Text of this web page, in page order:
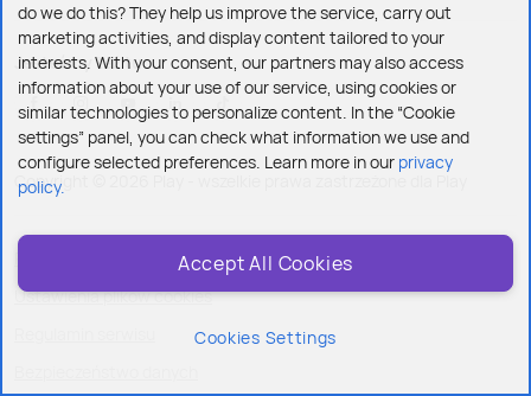
Jesteśmy też tu:
Copyright © 2026 Play - wszelkie prawa zastrzeżone dla Play
Polityka prywatności i cookies
Ustawienia plików cookies
do we do this? They help us improve the service, carry out
marketing activities, and display content tailored to your
interests. With your consent, our partners may also access
information about your use of our service, using cookies or
similar technologies to personalize content. In the “Cookie
settings” panel, you can check what information we use and
configure selected preferences. Learn more in our privacy
policy.
Accept All Cookies
Cookies Settings